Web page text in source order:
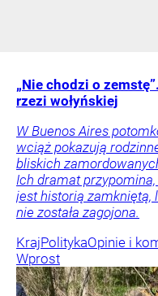
„Nie chodzi o
rzezi wołyńskiej
W Buenos Aires
wciąż pokazują
bliskich
Ich dramat
jest historią zamkniętą,
nie została zagojona.
KrajPolitykaOpinie i
Wprost